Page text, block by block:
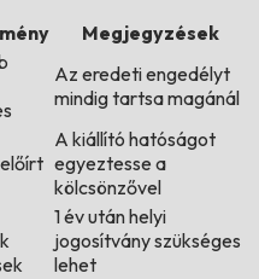
Megjegyzések
Az eredeti engedélyt
mindig tartsa magánál
A kiállító hatóságot
egyeztesse a
kölcsönzővel
1 év után helyi
jogosítvány szükséges
lehet